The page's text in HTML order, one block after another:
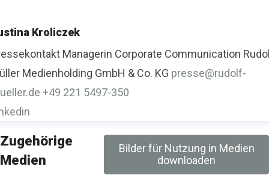
GmbH & Co. KG
221 5497-367
Kroliczek
Managerin Corporate Communication
Medienholding GmbH & Co. KG presse@rudolf-
+49 221 5497-350
Zugehörige
Medien
Bilder für Nutzung in Medien
downloaden